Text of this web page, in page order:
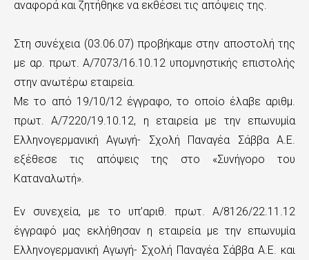
αναφορά και ζητήθηκε να εκθέσει τις απόψεις της.
Στη συνέχεια (03.06.07) προβήκαμε στην αποστολή της
με αρ. πρωτ. Α/7073/16.10.12 υπομνηστικής επιστολής
στην ανωτέρω εταιρεία.
Με το από 19/10/12 έγγραφο, το οποίο έλαβε αριθμ.
πρωτ. Α/7220/19.10.12, η εταιρεία με την επωνυμία
Ελληνογερμανική Αγωγή- Σχολή Παναγέα Σάββα Α.Ε.
εξέθεσε τις απόψεις της στο «Συνήγορο του
Καταναλωτή».
Εν συνεχεία, με το υπ’αριθ. πρωτ. Α/8126/22.11.12
έγγραφό μας εκλήθησαν η εταιρεία με την επωνυμία
Ελληνογερμανική Αγωγή- Σχολή Παναγέα Σάββα Α.Ε. και